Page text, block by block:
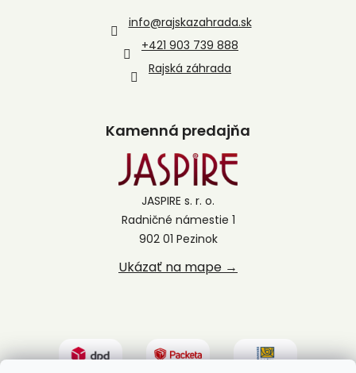
info@rajskazahrada.sk
+421 903 739 888
Rajská záhrada
Kamenná predajňa
JASPIRE s. r. o.
Radničné námestie 1
902 01 Pezinok
Ukázať na mape →